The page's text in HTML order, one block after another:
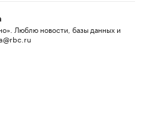
Люблю новости, базы данных и